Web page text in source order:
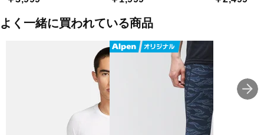
よく一緒に買われている商品